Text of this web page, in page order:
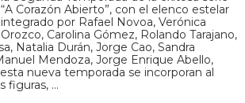
“A Corazón Abierto”, con el elenco estelar
integrado por Rafael Novoa, Verónica
Orozco, Carolina Gómez, Rolando Tarajano,
Natalia Durán, Jorge Cao, Sandra
Mendoza, Jorge Enrique Abello,
nueva temporada se incorporan al
figuras, …